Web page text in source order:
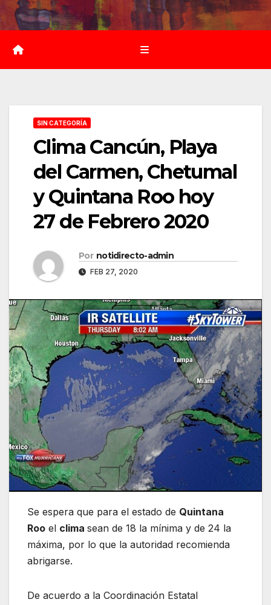
Saltar
al
contenido
SIN CATEGORÍA
Clima Cancún, Playa
del Carmen, Chetumal
y Quintana Roo hoy
27 de Febrero 2020
Por notidirecto-admin
FEB 27, 2020
Se espera que para el estado de Quintana
Roo el clima sean de 18 la mínima y de 24 la
máxima, por lo que la autoridad recomienda
abrigarse.
De acuerdo a la Coordinación Estatal